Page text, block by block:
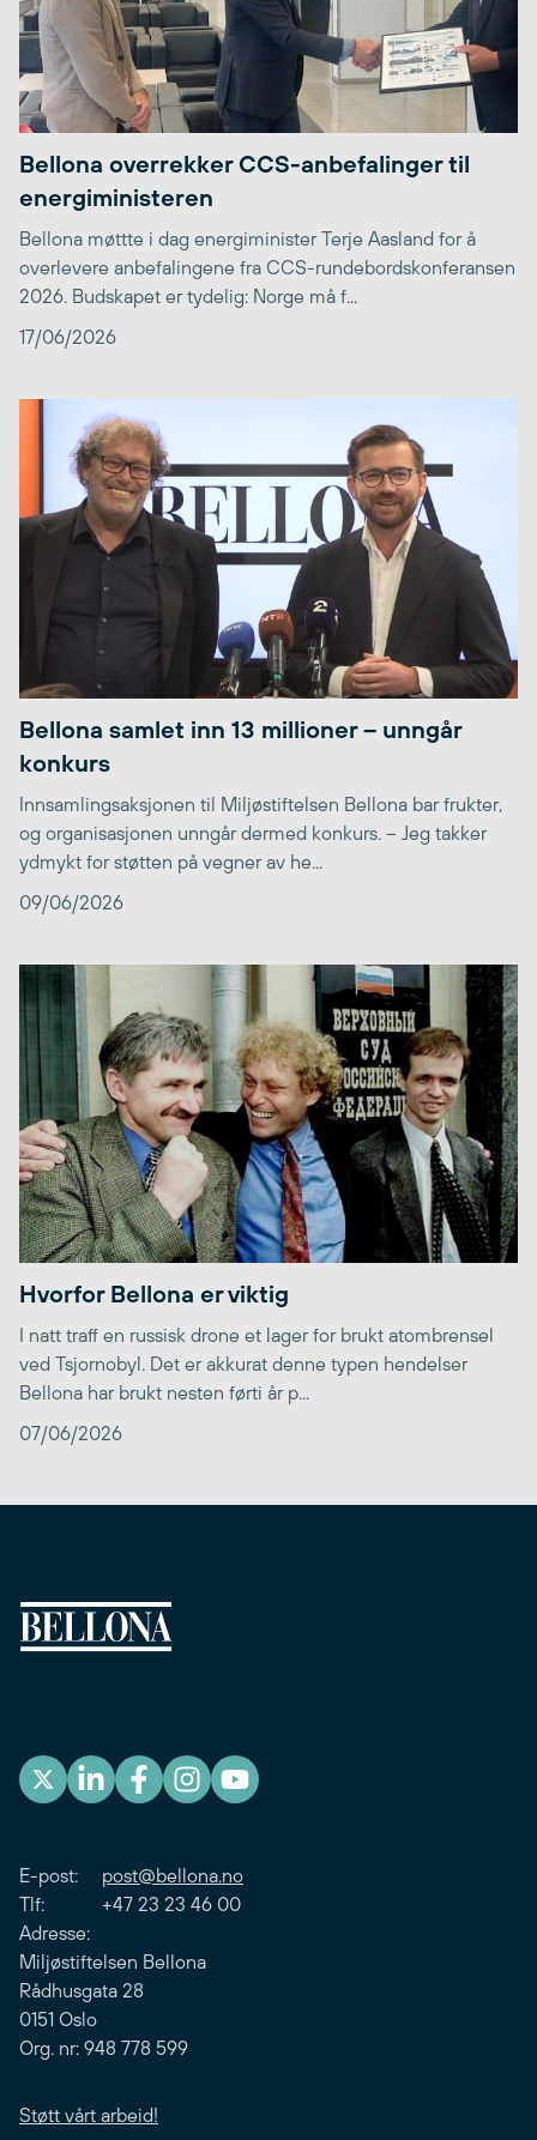
Bellona overrekker CCS-anbefalinger til
energiministeren
Bellona møttte i dag energiminister Terje Aasland for å
overlevere anbefalingene fra CCS-rundebordskonferansen
2026. Budskapet er tydelig: Norge må f...
17/06/2026
Bellona samlet inn 13 millioner – unngår
konkurs
Innsamlingsaksjonen til Miljøstiftelsen Bellona bar frukter,
og organisasjonen unngår dermed konkurs. – Jeg takker
ydmykt for støtten på vegner av he...
09/06/2026
Hvorfor Bellona er viktig
I natt traff en russisk drone et lager for brukt atombrensel
ved Tsjornobyl. Det er akkurat denne typen hendelser
Bellona har brukt nesten førti år p...
07/06/2026
E-post: post@bellona.no
Tlf: +47 23 23 46 00
Adresse:
Miljøstiftelsen Bellona
Rådhusgata 28
0151 Oslo
Org. nr: 948 778 599
Støtt vårt arbeid!